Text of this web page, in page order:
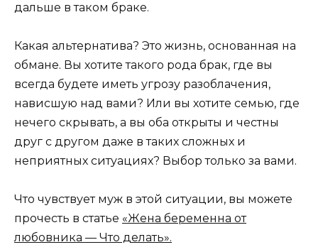
дальше в таком браке.
Какая альтернатива? Это жизнь, основанная на
обмане. Вы хотите такого рода брак, где вы
всегда будете иметь угрозу разоблачения,
нависшую над вами? Или вы хотите семью, где
нечего скрывать, а вы оба открыты и честны
друг с другом даже в таких сложных и
неприятных ситуациях? Выбор только за вами.
Что чувствует муж в этой ситуации, вы можете
прочесть в статье «Жена беременна от
любовника — Что делать».